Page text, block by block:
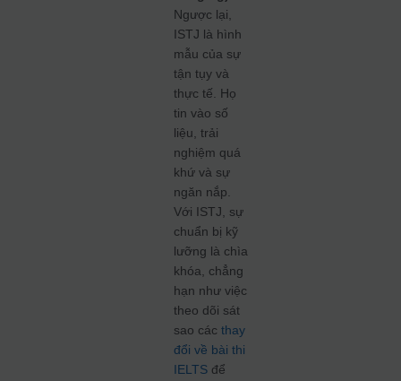
Ngược lại,
ISTJ là hình
mẫu của sự
tận tụy và
thực tế. Họ
tin vào số
liệu, trải
nghiệm quá
khứ và sự
ngăn nắp.
Với ISTJ, sự
chuẩn bị kỹ
lưỡng là chìa
khóa, chẳng
hạn như việc
theo dõi sát
sao cácthay
đổi về bài thi
IELTS để